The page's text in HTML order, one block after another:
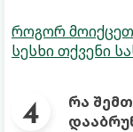
როგორ
სესხი თქვენი
რა